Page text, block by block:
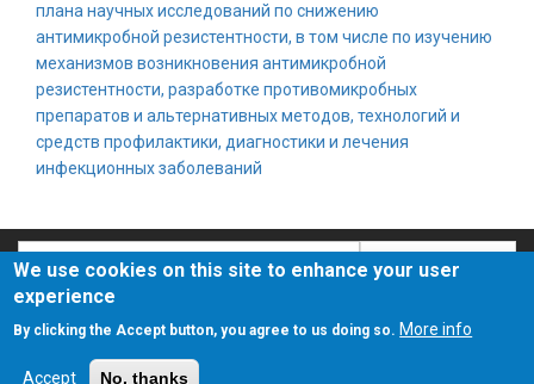
плана научных исследований по снижению
антимикробной резистентности, в том числе по изучению
механизмов возникновения антимикробной
резистентности, разработке противомикробных
препаратов и альтернативных методов, технологий и
средств профилактики, диагностики и лечения
инфекционных заболеваний
Search
Search
О сайте Политика конфиденциальности
We use cookies on this site to enhance your user
experience
By clicking the Accept button, you agree to us doing so. More info
Accept No, thanks